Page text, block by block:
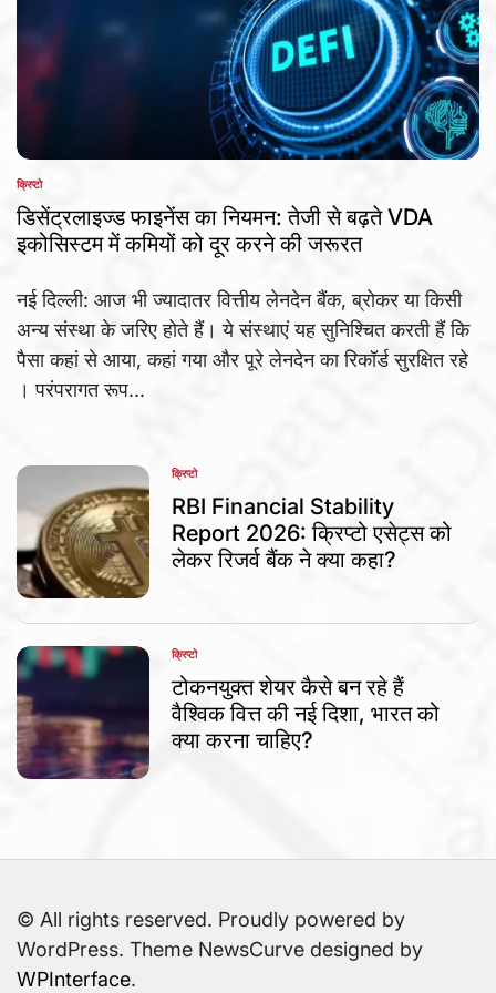
POSTED
IN
क्रिप्टो
डिसेंट्रलाइज्ड फाइनेंस का नियमन: तेजी से बढ़ते VDA
इकोसिस्टम में कमियों को दूर करने की जरूरत
नई दिल्ली: आज भी ज्यादातर वित्तीय लेनदेन बैंक, ब्रोकर या किसी
अन्य संस्था के जरिए होते हैं। ये संस्थाएं यह सुनिश्चित करती हैं कि
पैसा कहां से आया, कहां गया और पूरे लेनदेन का रिकॉर्ड सुरक्षित रहे
। परंपरागत रूप...
POSTED
IN
क्रिप्टो
RBI Financial Stability
Report 2026: क्रिप्टो एसेट्स को
लेकर रिजर्व बैंक ने क्या कहा?
POSTED
IN
क्रिप्टो
टोकनयुक्त शेयर कैसे बन रहे हैं
वैश्विक वित्त की नई दिशा, भारत को
क्या करना चाहिए?
© All rights reserved. Proudly powered by
WordPress. Theme NewsCurve designed by
WPInterface.